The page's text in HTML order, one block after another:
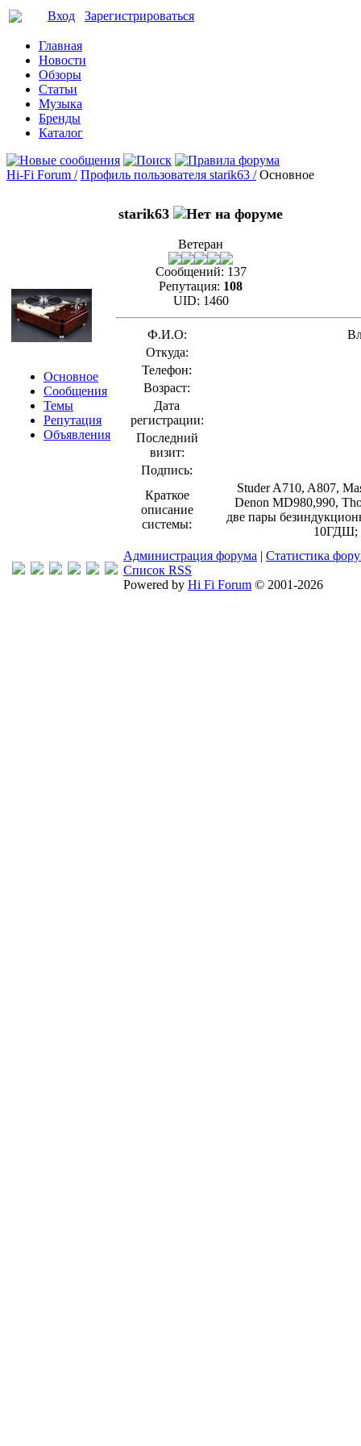
Вход Зарегистрироваться
Главная
Новости
Обзоры
Статьи
Музыка
Бренды
Каталог
Hi-Fi Forum / Профиль пользователя starik63 / Основное
Основное
Сообщения
Темы
Репутация
Объявления
starik63
Ветеран
Сообщений: 137
Репутация: 108
UID: 1460
Ф.И.О:
Откуда:
Телефон:
Возраст:
Дата
регистрации:
Последний
визит:
Подпись:
Краткое
описание
системы:
Studer A710, A807,
Denon MD980,990,
две пары
10ГДШ;
Администрация форума | Статистика
Список RSS
Powered by Hi Fi Forum © 2001-2026